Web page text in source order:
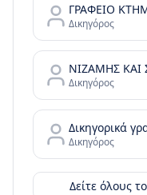
Δικηγόρος
Δικηγόρος
Δικηγορικά
Δικηγόρος
Δείτε όλους